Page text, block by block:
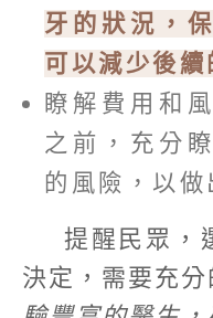
牙的狀況，
可以減少後續
瞭解費用和
之前，充分
的風險，以做
提醒民眾，
決定，需要充分